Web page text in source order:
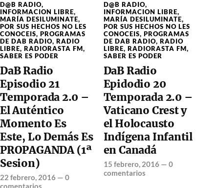
D@B RADIO,
INFORMACION LIBRE,
MARÍA DESILUMINATE,
POR SUS HECHOS NO LES
CONOCEIS, PROGRAMAS
DE DAB RADIO, RADIO
LIBRE, RADIORASTA FM,
SABER ES PODER
DaB Radio
Episodio 21
Temporada 2.0 –
El Auténtico
Momento Es
Este, Lo Demás Es
PROPAGANDA (1ª
Sesion)
22 febrero, 2016 — 0
comentarios
D@B RADIO,
INFORMACION LIBRE,
MARÍA DESILUMINATE,
POR SUS HECHOS NO LES
CONOCEIS, PROGRAMAS
DE DAB RADIO, RADIO
LIBRE, RADIORASTA FM,
SABER ES PODER
DaB Radio
Epidodio 20
Temporada 2.0 –
Vaticano Crest y
el Holocausto
Indígena Infantil
en Canadá
15 febrero, 2016— 0
comentarios